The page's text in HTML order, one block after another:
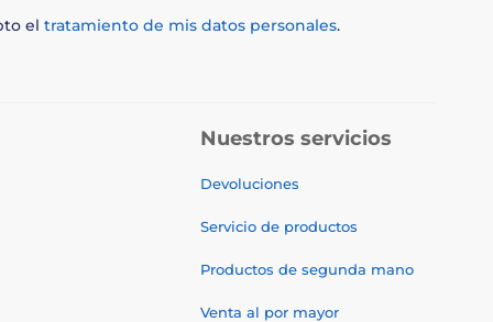
el tratamiento de mis datos personales.
Nuestros servicios
Devoluciones
Servicio de productos
Productos de segunda mano
Venta al por mayor